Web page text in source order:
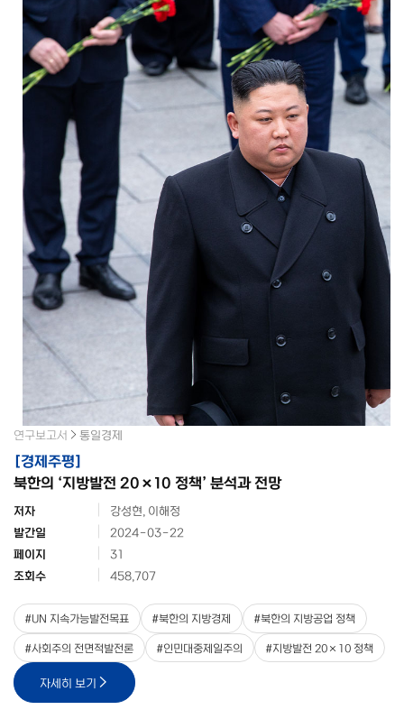
연구보고서 통일경제
[경제주평]
북한의 ‘지방발전 20×10 정책’ 분석과 전망
저자
강성현, 이해정
발간일
2024-03-22
페이지
31
조회수
458,707
#UN 지속가능발전목표 #북한의 지방경제 #북한의 지방공업 정책
#사회주의 전면적발전론 #인민대중제일주의 #지방발전 20×10 정책
자세히 보기